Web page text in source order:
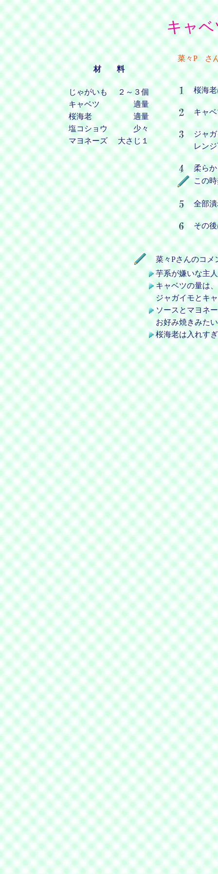
キャ
材 料
じゃがいも
２～３個
キャベツ
適量
桜海老
適量
塩コショウ
少々
マヨネーズ
大さじ１
菜々P さ
桜海
キャ
ジャ
レン
柔ら
この
全部
その
菜々Pさんのコメ
芋系が嫌いな主
キャベツの量は
ジャガイモとキ
ソースとマヨネ
お好み焼きみた
桜海老は入れす